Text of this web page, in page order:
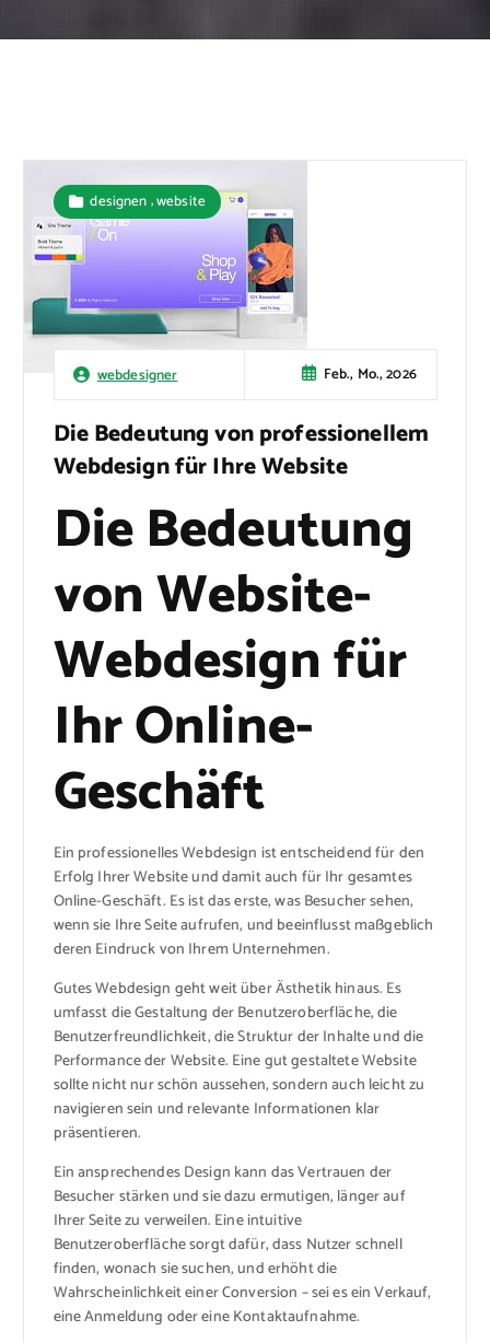
webdesigner Feb., Mo., 2026
designen,website
Die Bedeutung von professionellem
Webdesign für Ihre Website
Die Bedeutung
von Website-
Webdesign für
Ihr Online-
Geschäft
Ein professionelles Webdesign ist entscheidend für den
Erfolg Ihrer Website und damit auch für Ihr gesamtes
Online-Geschäft. Es ist das erste, was Besucher sehen,
wenn sie Ihre Seite aufrufen, und beeinflusst maßgeblich
deren Eindruck von Ihrem Unternehmen.
Gutes Webdesign geht weit über Ästhetik hinaus. Es
umfasst die Gestaltung der Benutzeroberfläche, die
Benutzerfreundlichkeit, die Struktur der Inhalte und die
Performance der Website. Eine gut gestaltete Website
sollte nicht nur schön aussehen, sondern auch leicht zu
navigieren sein und relevante Informationen klar
präsentieren.
Ein ansprechendes Design kann das Vertrauen der
Besucher stärken und sie dazu ermutigen, länger auf
Ihrer Seite zu verweilen. Eine intuitive
Benutzeroberfläche sorgt dafür, dass Nutzer schnell
finden, wonach sie suchen, und erhöht die
Wahrscheinlichkeit einer Conversion – sei es ein Verkauf,
eine Anmeldung oder eine Kontaktaufnahme.